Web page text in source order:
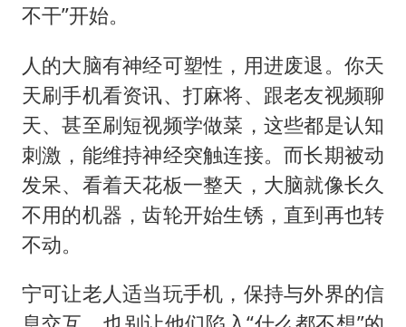
不干”开始。
人的大脑有神经可塑性，用进废退。你天
天刷手机看资讯、打麻将、跟老友视频聊
天、甚至刷短视频学做菜，这些都是认知
刺激，能维持神经突触连接。而长期被动
发呆、看着天花板一整天，大脑就像长久
不用的机器，齿轮开始生锈，直到再也转
不动。
宁可让老人适当玩手机，保持与外界的信